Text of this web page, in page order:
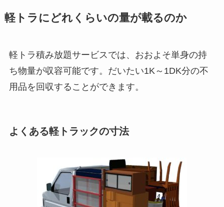
軽トラにどれくらいの量が載るのか
軽トラ積み放題サービスでは、おおよそ単身の持
ち物量が収容可能です。だいたい1K～1DK分の不
用品を回収することができます。
よくある軽トラックの寸法